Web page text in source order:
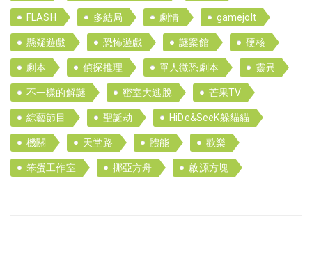
FLASH 多結局 劇情 gamejolt
懸疑遊戲 恐怖遊戲 謎案館 硬核
劇本 偵探推理 單人微恐劇本 靈異
不一樣的解謎 密室大逃脫 芒果TV
綜藝節目 聖誕劫 HiDe&SeeK躲貓貓
機關 天堂路 體能 歡樂
笨蛋工作室 挪亞方舟 啟源方塊